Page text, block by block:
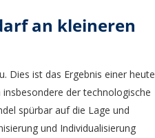
an kleineren
Dies ist das Ergebnis einer heute
der technologische
spürbar auf die Lage und
und Individualisierung